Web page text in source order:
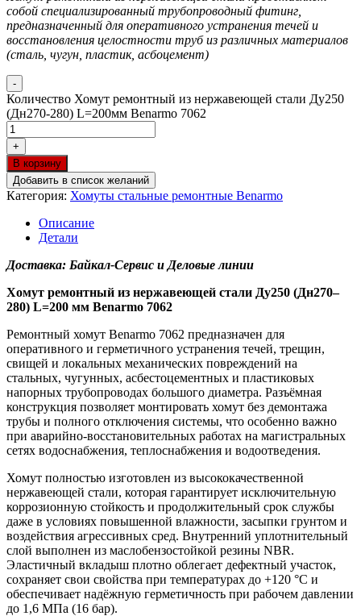
собой специализированный трубопроводный фитинг,
предназначенный для оперативного устранения течей и
восстановления целостности труб из различных материалов
(сталь, чугун, пластик, асбоцемент)
-
Количество Хомут ремонтный из нержавеющей стали Ду250
(Дн270-280) L=200мм Benarmo 7062
+
В корзину
Добавить в список желаний
Категория: Хомуты стальные ремонтные Benarmo
Описание
Детали
Доставка: Байкал-Сервис и Деловые линии
Хомут ремонтный из нержавеющей стали Ду250 (Дн270–
280) L=200 мм Benarmo 7062
Ремонтный хомут Benarmo 7062 предназначен для
оперативного и герметичного устранения течей, трещин,
свищей и локальных механических повреждений на
стальных, чугунных, асбестоцементных и пластиковых
напорных трубопроводах большого диаметра. Разъёмная
конструкция позволяет монтировать хомут без демонтажа
трубы и полного отключения системы, что особенно важно
при аварийно-восстановительных работах на магистральных
сетях водоснабжения, теплоснабжения и водоотведения.
Хомут полностью изготовлен из высококачественной
нержавеющей стали, которая гарантирует исключительную
коррозионную стойкость и продолжительный срок службы
даже в условиях повышенной влажности, засыпки грунтом и
воздействия агрессивных сред. Внутренний уплотнительный
слой выполнен из маслобензостойкой резины NBR.
Эластичный вкладыш плотно облегает дефектный участок,
сохраняет свои свойства при температурах до +120 °C и
обеспечивает надёжную герметичность при рабочем давлении
до 1,6 МПа (16 бар).